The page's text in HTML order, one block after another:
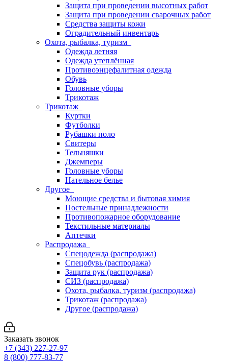
Защита при проведении высотных работ
Защита при проведении сварочных работ
Средства защиты кожи
Оградительный инвентарь
Охота, рыбалка, туризм
Одежда летняя
Одежда утеплённая
Противоэнцефалитная одежда
Обувь
Головные уборы
Трикотаж
Трикотаж
Куртки
Футболки
Рубашки поло
Свитеры
Тельняшки
Джемперы
Головные уборы
Нательное белье
Другое
Моющие средства и бытовая химия
Постельные принадлежности
Противопожарное оборудование
Текстильные материалы
Аптечки
Распродажа
Спецодежда (распродажа)
Спецобувь (распродажа)
Защита рук (распродажа)
СИЗ (распродажа)
Охота, рыбалка, туризм (распродажа)
Трикотаж (распродажа)
Другое (распродажа)
Заказать звонок
+7 (343) 227-27-97
8 (800) 777-83-77